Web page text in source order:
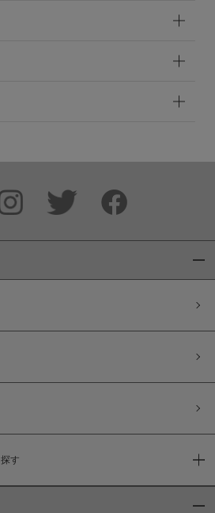
す